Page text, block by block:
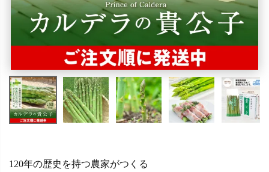
120年の歴史を持つ農家がつくる